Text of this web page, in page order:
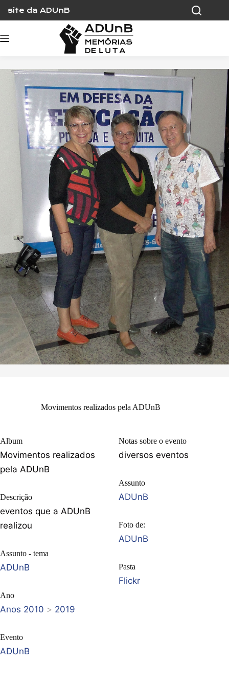
content
site da ADUnB
Movimentos realizados pela ADUnB
Album
Movimentos realizados
pela ADUnB
Descrição
eventos que a ADUnB
realizou
Assunto - tema
ADUnB
Ano
Anos 2010 > 2019
Evento
ADUnB
Notas sobre o evento
diversos eventos
Assunto
ADUnB
Foto de:
ADUnB
Pasta
Flickr